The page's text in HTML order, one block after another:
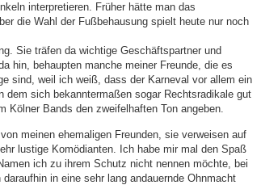
interpretieren. Früher hätte man das
die Wahl der Fußbehausung spielt heute nur noch
Sie träfen da wichtige Geschäftspartner und
hin, behaupten manche meiner Freunde, die es
sind, weil ich weiß, dass der Karneval vor allem ein
dem sich bekanntermaßen sogar Rechtsradikale gut
Kölner Bands den zweifelhaften Ton angeben.
meinen ehemaligen Freunden, sie verweisen auf
lustige Komödianten. Ich habe mir mal den Spaß
ich zu ihrem Schutz nicht nennen möchte, bei
in eine sehr lang andauernde Ohnmacht